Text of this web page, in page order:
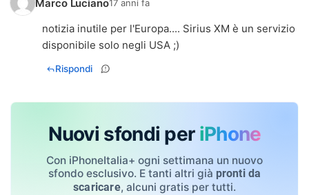
Marco Luciano17 anni fa
notizia inutile per l'Europa.... Sirius XM è un servizio
disponibile solo negli USA ;)
Rispondi
Nuovi sfondi per iPhone
Con iPhoneItalia+ ogni settimana un nuovo
sfondo esclusivo. E tanti altri già pronti da
scaricare, alcuni gratis per tutti.